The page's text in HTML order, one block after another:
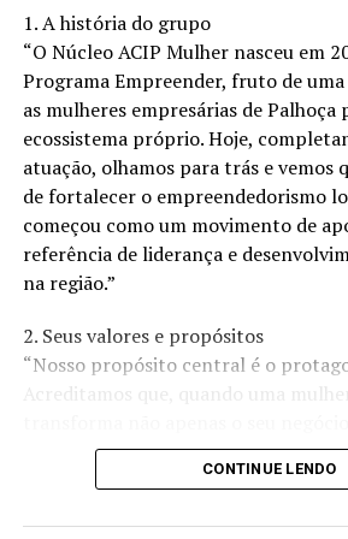
as realizações daqueles que querem
patrimônio.
No segmento imobiliário, no total dos
ano passado, as contemplações
potenciais 20,4% de crescimento no
financiados, incluindo recursos das
Sistema Brasileiro de Poupança e
Com 77 mil seguidores no
referência em vendas e expansão de
em contabilidade e especializado em
Suyti está concluindo cursos em
pela PUC. Além de diretor regional,
Durante sua estadia na Bahia,
1. A história do grupo
“O Núcleo ACIP Mulher nasceu em
Programa Empreender, fruto de
as mulheres empresárias de Palhoça
ecossistema próprio. Hoje,
atuação, olhamos para trás e vemos
de fortalecer o empreendedorismo
começou como um movimento de
referência de liderança e
na região.”
2. Seus valores e propósitos
“Nosso propósito central é o
Acreditamos que, quando uma
comunidade. Nossos valores são
colaboração, na ética e noCONTINUE LENDO